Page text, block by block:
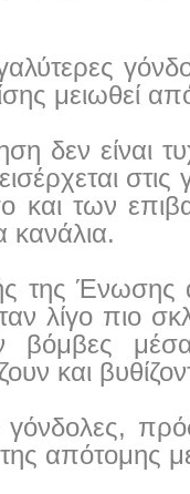
μειωθεί
δεν είναι
στις
των
κανάλια.
της Ένωσης
λίγο πιο
και
γόνδολες,
της απότομης